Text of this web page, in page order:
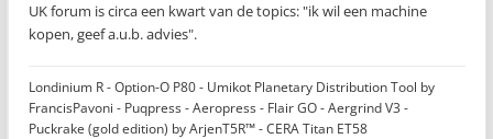
UK forum is circa een kwart van de topics: "ik wil een machine
kopen, geef a.u.b. advies".
Londinium R - Option-O P80 - Umikot Planetary Distribution Tool by
FrancisPavoni - Puqpress - Aeropress - Flair GO - Aergrind V3 -
Puckrake (gold edition) by ArjenT5R™ - CERA Titan ET58